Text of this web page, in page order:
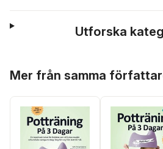
Utforska
Mer från samma